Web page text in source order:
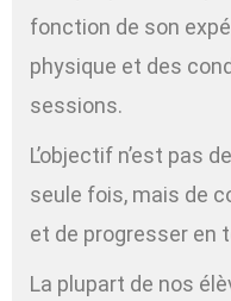
fonction de son
physique et des
sessions.
L’objectif n’est pas
seule fois, mais de
et de progresser en
La plupart de nos